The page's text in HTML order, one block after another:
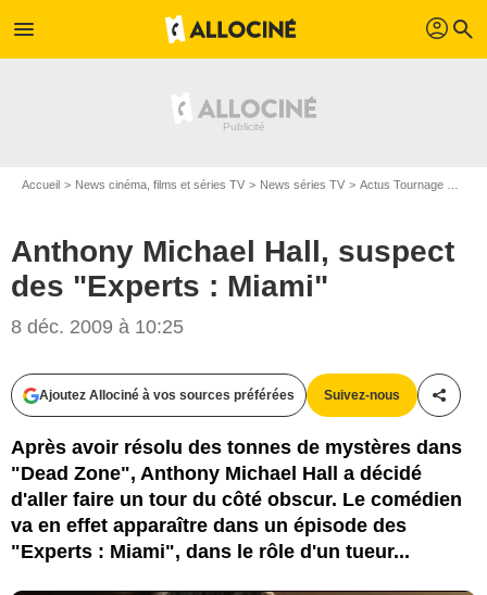
menu profil search
Accueil News cinéma, films et séries TV News séries TV Actus Tournage Séries TV
Anthony Michael Hall, suspect
des "Experts : Miami"
8 déc. 2009 à 10:25
Ajoutez Allociné à vos sources préférées Suivez-nous
Après avoir résolu des tonnes de mystères dans
"Dead Zone", Anthony Michael Hall a décidé
d'aller faire un tour du côté obscur. Le comédien
va en effet apparaître dans un épisode des
"Experts : Miami", dans le rôle d'un tueur...